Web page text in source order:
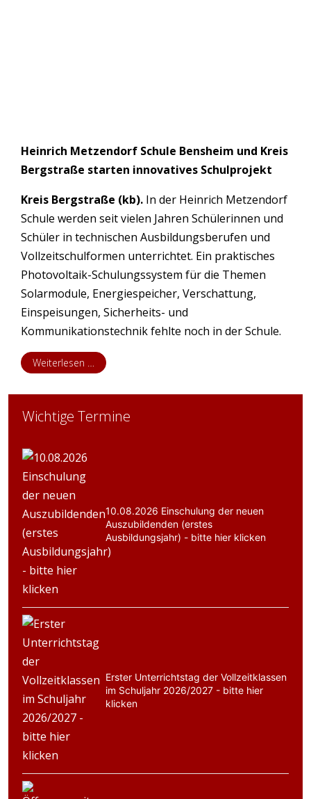
Heinrich Metzendorf Schule Bensheim und Kreis
Bergstraße starten innovatives Schulprojekt
Kreis Bergstraße (kb). In der Heinrich Metzendorf
Schule werden seit vielen Jahren Schülerinnen und
Schüler in technischen Ausbildungsberufen und
Vollzeitschulformen unterrichtet. Ein praktisches
Photovoltaik-Schulungssystem für die Themen
Solarmodule, Energiespeicher, Verschattung,
Einspeisungen, Sicherheits- und
Kommunikationstechnik fehlte noch in der Schule.
Weiterlesen …
Wichtige Termine
10.08.2026 Einschulung der neuen
Auszubildenden (erstes
Ausbildungsjahr) - bitte hier klicken
Erster Unterrichtstag der Vollzeitklassen
im Schuljahr 2026/2027 - bitte hier
klicken